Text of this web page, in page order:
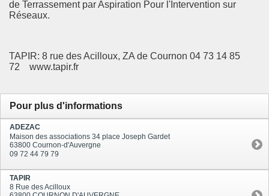
de Terrassement par Aspiration Pour l'Intervention sur
Réseaux.
TAPIR: 8 rue des Acilloux, ZA de Cournon 04 73 14 85
72 www.tapir.fr
Pour plus d'informations
ADEZAC
Maison des associations 34 place Joseph Gardet
63800 Cournon-d'Auvergne
09 72 44 79 79
TAPIR
8 Rue des Acilloux